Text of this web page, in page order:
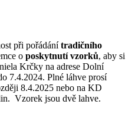
při pořádánítradičního
o poskytnutí vzorků, aby si
Krčky na adrese Dolní
7.4.2024. Plné láhve prosí
8.4.2025 nebo na KD
Vzorek jsou dvě lahve.